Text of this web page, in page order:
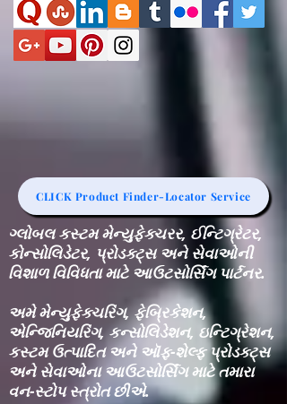
CLICK Product Finder-Locator Service
ગ્લોબલ કસ્ટમ મેન્યુફેક્ચરર, ઈન્ટિગ્રેટર,
કોન્સોલિડેટર, પ્રોડક્ટ્સ અને સેવાઓની
વિશાળ વિવિધતા માટે આઉટસોર્સિંગ પાર્ટનર.
અમે મેન્યુફેક્ચરિંગ, ફેબ્રિકેશન,
એન્જિનિયરિંગ, કન્સોલિડેશન, ઇન્ટિગ્રેશન,
કસ્ટમ ઉત્પાદિત અને ઑફ-શેલ્ફ પ્રોડક્ટ્સ
અને સેવાઓના આઉટસોર્સિંગ માટે તમારા
વન-સ્ટોપ સ્ત્રોત છીએ.